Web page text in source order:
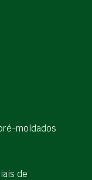
moldados
de